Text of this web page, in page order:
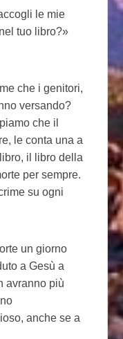
le mie
tuo libro?»
che i genitori,
versando?
che il
le conta una a
il libro della
per sempre.
su ogni
un giorno
a Gesù a
avranno più
anche se a